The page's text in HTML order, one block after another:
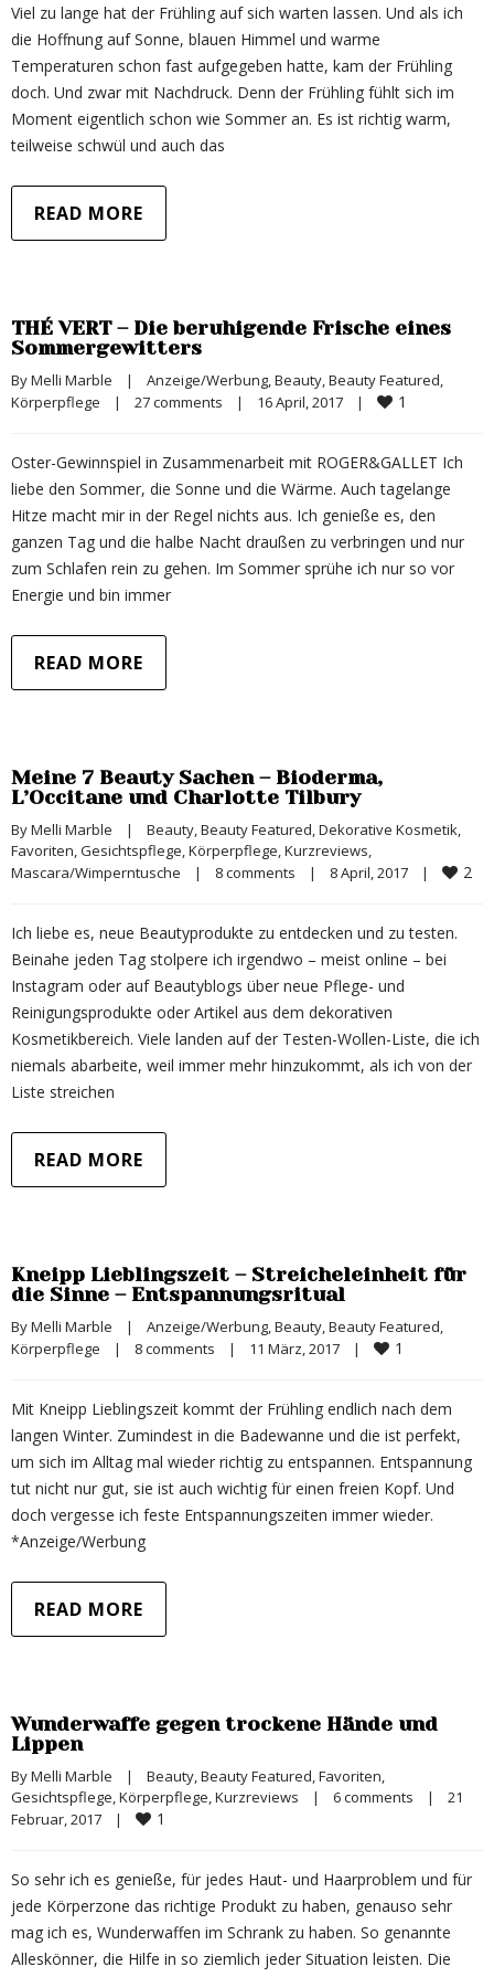
Viel zu lange hat der Frühling auf sich warten lassen. Und als ich
die Hoffnung auf Sonne, blauen Himmel und warme
Temperaturen schon fast aufgegeben hatte, kam der Frühling
doch. Und zwar mit Nachdruck. Denn der Frühling fühlt sich im
Moment eigentlich schon wie Sommer an. Es ist richtig warm,
teilweise schwül und auch das
READ MORE
THÉ VERT – Die beruhigende Frische eines
Sommergewitters
By Melli Marble | Anzeige/Werbung Beauty Beauty Featured
Körperpflege
| 27 comments | 16 April, 2017 | 1
Oster-Gewinnspiel in Zusammenarbeit mit ROGER&GALLET Ich
liebe den Sommer, die Sonne und die Wärme. Auch tagelange
Hitze macht mir in der Regel nichts aus. Ich genieße es, den
ganzen Tag und die halbe Nacht draußen zu verbringen und nur
zum Schlafen rein zu gehen. Im Sommer sprühe ich nur so vor
Energie und bin immer
READ MORE
Meine 7 Beauty Sachen – Bioderma,
L’Occitane und Charlotte Tilbury
By Melli Marble | Beauty Beauty Featured Dekorative Kosmetik
Favoriten Gesichtspflege Körperpflege Kurzreviews
Mascara/Wimperntusche
| 8 comments | 8 April, 2017 | 2
Ich liebe es, neue Beautyprodukte zu entdecken und zu testen.
Beinahe jeden Tag stolpere ich irgendwo – meist online – bei
Instagram oder auf Beautyblogs über neue Pflege- und
Reinigungsprodukte oder Artikel aus dem dekorativen
Kosmetikbereich. Viele landen auf der Testen-Wollen-Liste, die ich
niemals abarbeite, weil immer mehr hinzukommt, als ich von der
Liste streichen
READ MORE
Kneipp Lieblingszeit – Streicheleinheit für
die Sinne – Entspannungsritual
By Melli Marble | Anzeige/Werbung Beauty Beauty Featured
Körperpflege
| 8 comments | 11 März, 2017 | 1
Mit Kneipp Lieblingszeit kommt der Frühling endlich nach dem
langen Winter. Zumindest in die Badewanne und die ist perfekt,
um sich im Alltag mal wieder richtig zu entspannen. Entspannung
tut nicht nur gut, sie ist auch wichtig für einen freien Kopf. Und
doch vergesse ich feste Entspannungszeiten immer wieder.
*Anzeige/Werbung
READ MORE
Wunderwaffe gegen trockene Hände und
Lippen
By Melli Marble | Beauty Beauty Featured Favoriten
Gesichtspflege Körperpflege Kurzreviews | 6 comments |
21
Februar, 2017
| 1
So sehr ich es genieße, für jedes Haut- und Haarproblem und für
jede Körperzone das richtige Produkt zu haben, genauso sehr
mag ich es, Wunderwaffen im Schrank zu haben. So genannte
Alleskönner, die Hilfe in so ziemlich jeder Situation leisten. Die